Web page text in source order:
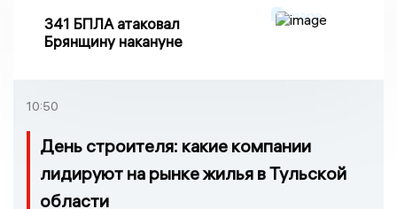
341 БПЛА атаковал
Брянщину накануне
10:50
День строителя: какие компании
лидируют на рынке жилья в Тульской
области